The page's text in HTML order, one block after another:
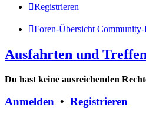
Registrieren
Foren-Übersicht Community-
Ausfahrten und Treffen
Du hast keine ausreichenden
Anmelden • Registrieren